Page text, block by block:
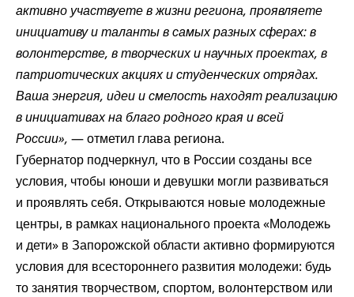
активно участвуете в жизни региона, проявляете
инициативу и таланты в самых разных сферах: в
волонтерстве, в творческих и научных проектах, в
патриотических акциях и студенческих отрядах.
Ваша энергия, идеи и смелость находят реализацию
в инициативах на благо родного края и всей
России», — отметил глава региона.
Губернатор подчеркнул, что в России созданы все
условия, чтобы юноши и девушки могли развиваться
и проявлять себя. Открываются новые молодежные
центры, в рамках национального проекта «Молодежь
и дети» в Запорожской области активно формируются
условия для всестороннего развития молодежи: будь
то занятия творчеством, спортом, волонтерством или